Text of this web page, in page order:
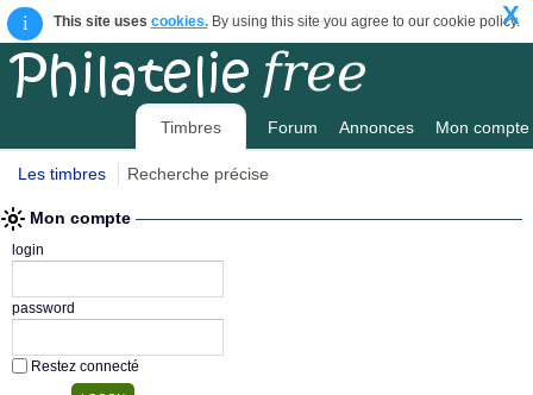
i This site uses cookies.By using this site you agree to our cookie policy.
X
Timbres Forum Annonces Mon compte
Les timbres Recherche précise
Mon compte
login
password
Restez connecté